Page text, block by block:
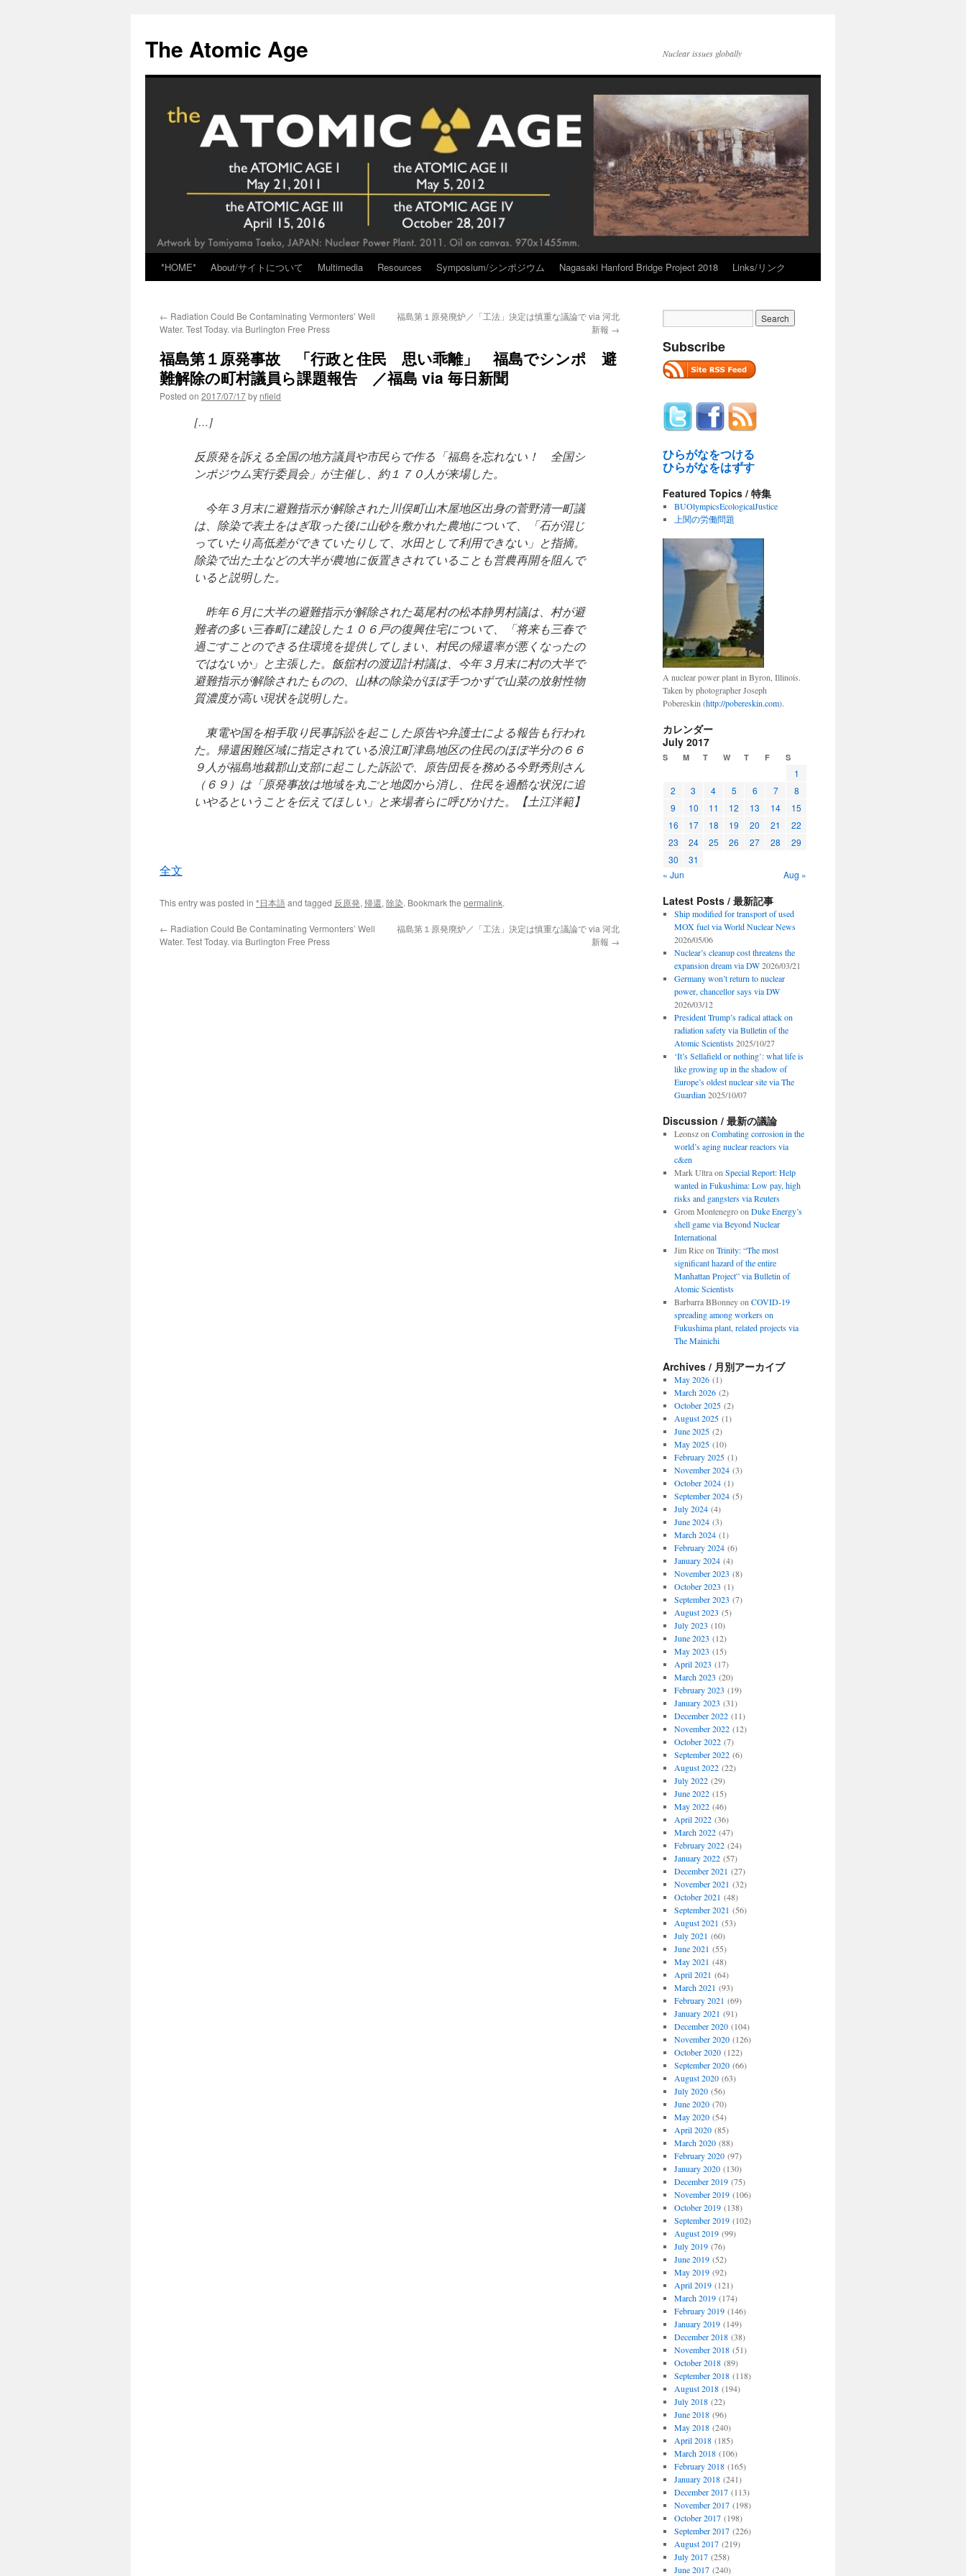
content
The Atomic Age Nuclear issues globally
*HOME* About/サイトについて Multimedia Resources Symposium/シンポジウム Nagasaki Hanford Bridge Project 2018 Links/リンク
← Radiation Could Be Contaminating Vermonters’ Well
Water. Test Today. via Burlington Free Press
福島第１原発廃炉／「工法」決定は慎重な議論で via 河北
新報 →
福島第１原発事故 「行政と住民 思い乖離」 福島でシンポ 避
難解除の町村議員ら課題報告 ／福島 via 毎日新聞
Posted on 2017/07/17by nfield
[…]
反原発を訴える全国の地方議員や市民らで作る「福島を忘れない！ 全国シ
ンポジウム実行委員会」が主催し、約１７０人が来場した。
今年３月末に避難指示が解除された川俣町山木屋地区出身の菅野清一町議
は、除染で表土をはぎ取った後に山砂を敷かれた農地について、「石が混じ
っていたり高低差ができていたりして、水田として利用できない」と指摘。
除染で出た土などの大半が農地に仮置きされていることも営農再開を阻んで
いると説明した。
昨年６月に大半の避難指示が解除された葛尾村の松本静男村議は、村が避
難者の多い三春町に建設した１０６戸の復興住宅について、「将来も三春で
過ごすことのできる住環境を提供してしまい、村民の帰還率が悪くなったの
ではないか」と主張した。飯舘村の渡辺計村議は、今年３月末に村の大半で
避難指示が解除されたものの、山林の除染がほぼ手つかずで山菜の放射性物
質濃度が高い現状を説明した。
東電や国を相手取り民事訴訟を起こした原告や弁護士による報告も行われ
た。帰還困難区域に指定されている浪江町津島地区の住民のほぼ半分の６６
９人が福島地裁郡山支部に起こした訴訟で、原告団長を務める今野秀則さん
（６９）は「原発事故は地域を丸ごと地図から消し、住民を過酷な状況に追
いやるということを伝えてほしい」と来場者らに呼びかけた。【土江洋範】
全文
This entry was posted in *日本語and tagged 反原発, 帰還, 除染. Bookmark the permalink.
← Radiation Could Be Contaminating Vermonters’ Well
Water. Test Today. via Burlington Free Press
福島第１原発廃炉／「工法」決定は慎重な議論で via 河北
新報 →
Subscribe
ひらがなをつける
ひらがなをはずす
Featured Topics / 特集
BUOlympicsEcologicalJustice
上関の労働問題
A nuclear power plant in Byron, Illinois.
Taken by photographer Joseph
Pobereskin (http://pobereskin.com).
カレンダー
July 2017
S M T W T F S
1
2
3 4 5 6 7
8
9
10 11 12 13 14
15
16
17 18 19 20 21
22
23
24 25 26 27 28
29
30
31
« Jun
Aug »
Latest Posts / 最新記事
Ship modified for transport of used
MOX fuel via World Nuclear News
2026/05/06
Nuclear’s cleanup cost threatens the
expansion dream via DW 2026/03/21
Germany won’t return to nuclear
power, chancellor says via DW
2026/03/12
President Trump’s radical attack on
radiation safety via Bulletin of the
Atomic Scientists 2025/10/27
‘It’s Sellafield or nothing’: what life is
like growing up in the shadow of
Europe’s oldest nuclear site via The
Guardian 2025/10/07
Discussion / 最新の議論
Leonszon Combating corrosion in the
world’s aging nuclear reactors via
c&en
Mark Ultraon Special Report: Help
wanted in Fukushima: Low pay, high
risks and gangsters via Reuters
Grom Montenegroon Duke Energy’s
shell game via Beyond Nuclear
International
Jim Riceon Trinity: “The most
significant hazard of the entire
Manhattan Project” via Bulletin of
Atomic Scientists
Barbarra BBonneyon COVID-19
spreading among workers on
Fukushima plant, related projects via
The Mainichi
Archives / 月別アーカイブ
May 2026(1)
March 2026(2)
October 2025(2)
August 2025(1)
June 2025(2)
May 2025(10)
February 2025(1)
November 2024(3)
October 2024(1)
September 2024(5)
July 2024(4)
June 2024(3)
March 2024(1)
February 2024(6)
January 2024(4)
November 2023 (8)
October 2023 (1)
September 2023 (7)
August 2023 (5)
July 2023 (10)
June 2023 (12)
May 2023 (15)
April 2023 (17)
March 2023 (20)
February 2023 (19)
January 2023 (31)
December 2022(11)
November 2022(12)
October 2022(7)
September 2022(6)
August 2022(22)
July 2022(29)
June 2022(15)
May 2022(46)
April 2022(36)
March 2022(47)
February 2022(24)
January 2022(57)
December 2021 (27)
November 2021 (32)
October 2021 (48)
September 2021 (56)
August 2021 (53)
July 2021 (60)
June 2021 (55)
May 2021 (48)
April 2021 (64)
March 2021 (93)
February 2021 (69)
January 2021 (91)
December 2020(104)
November 2020(126)
October 2020(122)
September 2020(66)
August 2020(63)
July 2020(56)
June 2020(70)
May 2020(54)
April 2020(85)
March 2020(88)
February 2020(97)
January 2020(130)
December 2019(75)
November 2019(106)
October 2019(138)
September 2019(102)
August 2019(99)
July 2019(76)
June 2019(52)
May 2019(92)
April 2019(121)
March 2019(174)
February 2019(146)
January 2019(149)
December 2018(38)
November 2018(51)
October 2018(89)
September 2018(118)
August 2018(194)
July 2018(22)
June 2018(96)
May 2018(240)
April 2018(185)
March 2018(106)
February 2018(165)
January 2018(241)
December 2017(113)
November 2017(198)
October 2017(198)
September 2017(226)
August 2017(219)
July 2017(258)
June 2017(240)